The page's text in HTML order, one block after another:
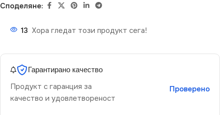
Споделяне:
13 Хора гледат този продукт сега!
Гарантирано качество
Продукт с гаранция за
качество и удовлетвореност
Проверено